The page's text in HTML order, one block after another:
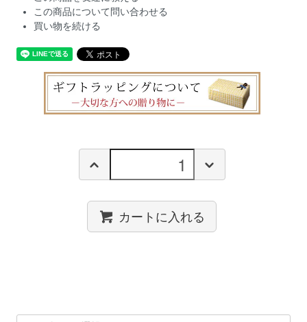
この商品について問い合わせる
買い物を続ける
カートに入れる